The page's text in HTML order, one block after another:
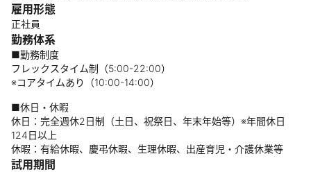
雇用形態
正社員
勤務体系
■勤務制度
フレックスタイム制（5:00-22:00）
※コアタイムあり（10:00-14:00）
■休日・休暇
休日：完全週休2日制（土日、祝祭日、年末年始等）※年間休日
124日以上
休暇：有給休暇、慶弔休暇、生理休暇、出産育児・介護休業等
試用期間